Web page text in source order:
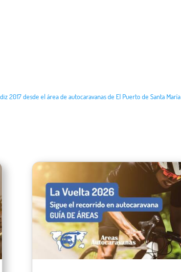
2017 desde el área de autocaravanas de El Puerto de Santa María